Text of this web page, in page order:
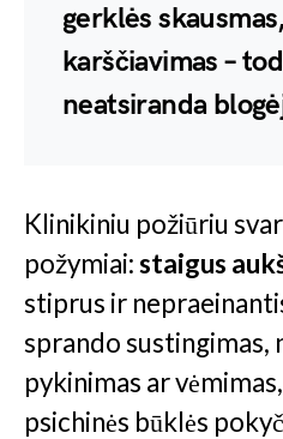
gerklės
karščiavimas –
neatsiranda
Klinikiniu požiūriu
požymiai:staigus
stiprus ir
sprando sustingimas,
pykinimas ar
psichinės būklės